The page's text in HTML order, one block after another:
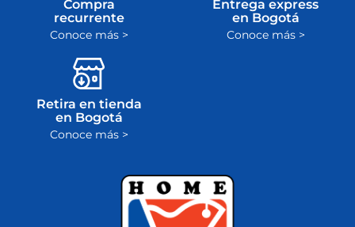
Compra
recurrente
Conoce más >
Entrega express
en Bogotá
Conoce más >
Retira en tienda
en Bogotá
Conoce más >